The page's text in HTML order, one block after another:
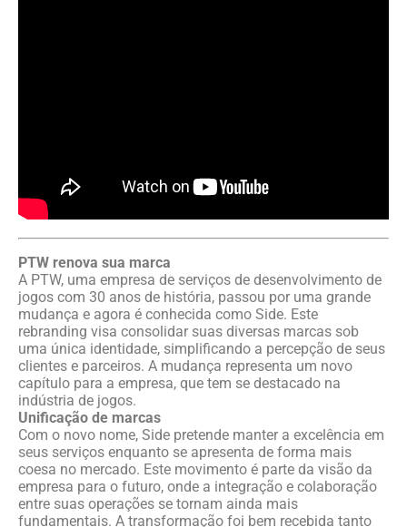
PTW renova sua marca
A PTW, uma empresa de serviços de desenvolvimento de
jogos com 30 anos de história, passou por uma grande
mudança e agora é conhecida como Side. Este
rebranding visa consolidar suas diversas marcas sob
uma única identidade, simplificando a percepção de seus
clientes e parceiros. A mudança representa um novo
capítulo para a empresa, que tem se destacado na
indústria de jogos.
Unificação de marcas
Com o novo nome, Side pretende manter a excelência em
seus serviços enquanto se apresenta de forma mais
coesa no mercado. Este movimento é parte da visão da
empresa para o futuro, onde a integração e colaboração
entre suas operações se tornam ainda mais
fundamentais. A transformação foi bem recebida tanto